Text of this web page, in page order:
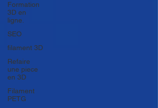
Formation
3D en
ligne.
SEO
filament 3D
Refaire
une piece
en 3D
Filament
PETG